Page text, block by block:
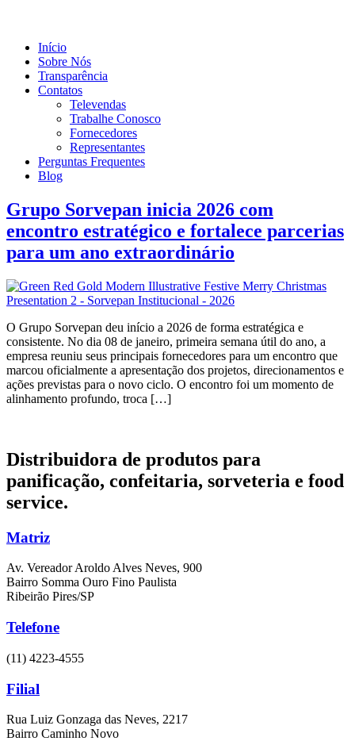
Início
Sobre Nós
Transparência
Contatos
Televendas
Trabalhe Conosco
Fornecedores
Representantes
Perguntas Frequentes
Blog
Grupo Sorvepan inicia 2026 com
encontro estratégico e fortalece parcerias
para um ano extraordinário
O Grupo Sorvepan deu início a 2026 de forma estratégica e
consistente. No dia 08 de janeiro, primeira semana útil do ano, a
empresa reuniu seus principais fornecedores para um encontro que
marcou oficialmente a apresentação dos projetos, direcionamentos e
ações previstas para o novo ciclo. O encontro foi um momento de
alinhamento profundo, troca […]
Distribuidora de produtos para
panificação, confeitaria, sorveteria e food
service.
Matriz
Av. Vereador Aroldo Alves Neves, 900
Bairro Somma Ouro Fino Paulista
Ribeirão Pires/SP
Telefone
(11) 4223-4555
Filial
Rua Luiz Gonzaga das Neves, 2217
Bairro Caminho Novo